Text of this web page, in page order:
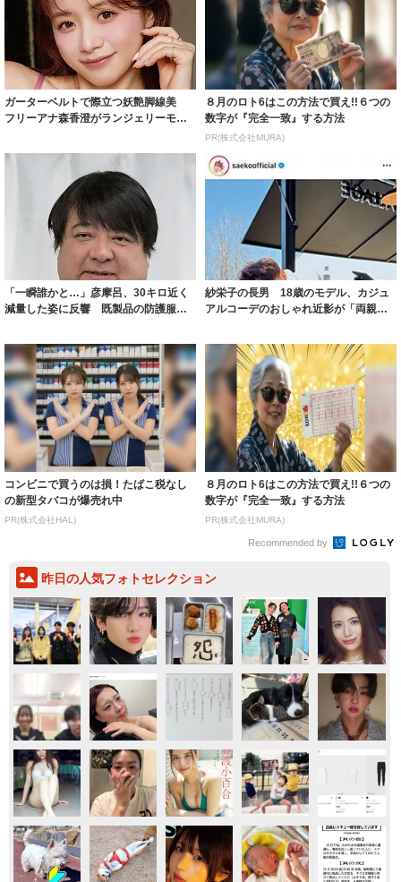
ガーターベルトで際立つ妖艶脚線美
フリーアナ森香澄がランジェリーモデ
８月のロト6はこの方法で買え!!６つの
数字が『完全一致』する方法
PR(株式会社MURA)
「一瞬誰かと…」彦摩呂、30キロ近く
減量した姿に反響 既製品の防護服が
紗栄子の長男 18歳のモデル、カジュ
アルコーデのおしゃれ近影が「両親の
コンビニで買うのは損！たばこ税なし
の新型タバコが爆売れ中
PR(株式会社HAL)
８月のロト6はこの方法で買え!!６つの
数字が『完全一致』する方法
PR(株式会社MURA)
Recommended by
昨日の人気フォトセレクション